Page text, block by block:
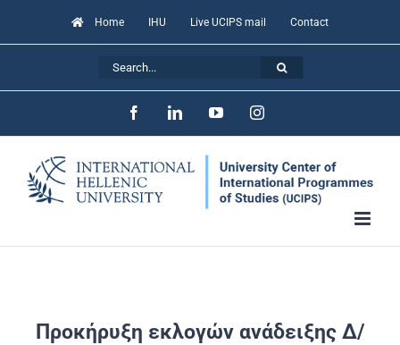
to
Home IHU Live UCIPS mail Contact
FacebookLinkedInYouTubeInstagram
Προκήρυξη εκλογών ανάδειξης Δ/